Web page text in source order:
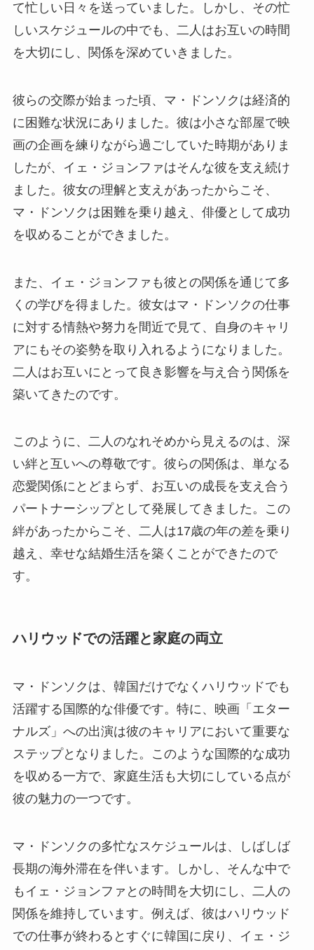
て忙しい日々を送っていました。しかし、その忙
しいスケジュールの中でも、二人はお互いの時間
を大切にし、関係を深めていきました。
彼らの交際が始まった頃、マ・ドンソクは経済的
に困難な状況にありました。彼は小さな部屋で映
画の企画を練りながら過ごしていた時期がありま
したが、イェ・ジョンファはそんな彼を支え続け
ました。彼女の理解と支えがあったからこそ、
マ・ドンソクは困難を乗り越え、俳優として成功
を収めることができました。
また、イェ・ジョンファも彼との関係を通じて多
くの学びを得ました。彼女はマ・ドンソクの仕事
に対する情熱や努力を間近で見て、自身のキャリ
アにもその姿勢を取り入れるようになりました。
二人はお互いにとって良き影響を与え合う関係を
築いてきたのです。
このように、二人のなれそめから見えるのは、深
い絆と互いへの尊敬です。彼らの関係は、単なる
恋愛関係にとどまらず、お互いの成長を支え合う
パートナーシップとして発展してきました。この
絆があったからこそ、二人は17歳の年の差を乗り
越え、幸せな結婚生活を築くことができたので
す。
ハリウッドでの活躍と家庭の両立
マ・ドンソクは、韓国だけでなくハリウッドでも
活躍する国際的な俳優です。特に、映画「エター
ナルズ」への出演は彼のキャリアにおいて重要な
ステップとなりました。このような国際的な成功
を収める一方で、家庭生活も大切にしている点が
彼の魅力の一つです。
マ・ドンソクの多忙なスケジュールは、しばしば
長期の海外滞在を伴います。しかし、そんな中で
もイェ・ジョンファとの時間を大切にし、二人の
関係を維持しています。例えば、彼はハリウッド
での仕事が終わるとすぐに韓国に戻り、イェ・ジ